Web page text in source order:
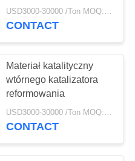
katalizatora reformingu
na bazie niklu
USD3000-30000 /Ton MOQ:1 kg
CONTACT
Materiał katalityczny
wtórnego katalizatora
reformowania
USD3000-30000 /Ton MOQ:1 kg
CONTACT